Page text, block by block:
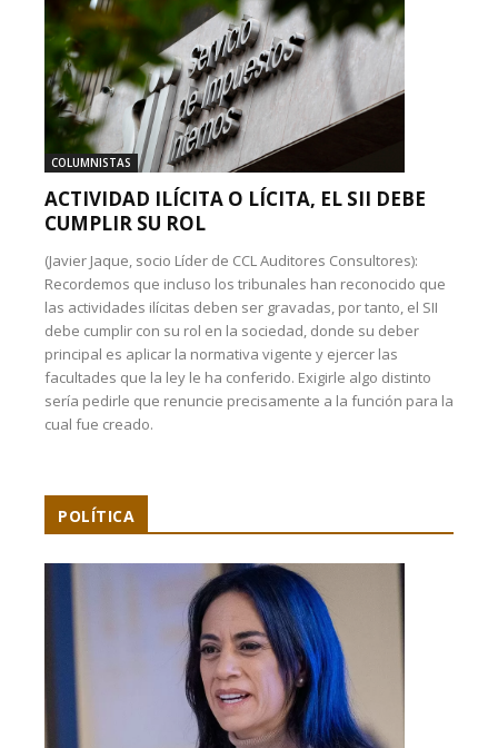
COLUMNISTAS
ACTIVIDAD ILÍCITA O LÍCITA, EL SII DEBE
CUMPLIR SU ROL
(Javier Jaque, socio Líder de CCL Auditores Consultores):
Recordemos que incluso los tribunales han reconocido que
las actividades ilícitas deben ser gravadas, por tanto, el SII
debe cumplir con su rol en la sociedad, donde su deber
principal es aplicar la normativa vigente y ejercer las
facultades que la ley le ha conferido. Exigirle algo distinto
sería pedirle que renuncie precisamente a la función para la
cual fue creado.
POLÍTICA